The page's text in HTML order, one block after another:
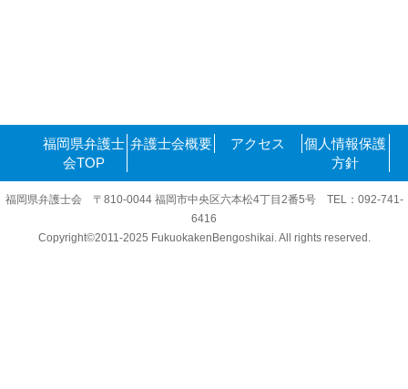
福岡県弁護士
会TOP
弁護士会概要 アクセス
個人情報保護
方針
福岡県弁護士会 〒810-0044 福岡市中央区六本松4丁目2番5号 TEL：092-741-
6416
Copyright©2011-2025 FukuokakenBengoshikai. All rights reserved.